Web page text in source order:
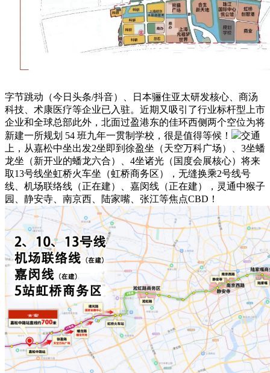
字节跳动（今日头条/抖音）、日本骊住亚太研发核心、商汤
科技、术康医疗等企业已入驻。近期又吸引了行业标杆型上市
企业和全球总部此外，北面过盈港东的佳环西侧两个空位为将
新建一所规划 54 班九年一贯制学校，很是值得等候！
交通
上，从嘉松中坐出发2坐即到徐盈坐（天空万科广场）、3坐蟠
龙坐（新开业的蟠龙六合）、4坐诸光（国度会展核心）将来
取13号线坐虹桥火车坐（虹桥商务区），无缝换乘2号线号
线、机场联络线（正在建）、嘉闵线（正在建），灵通中猴子
园、静安寺、南京西、陆家嘴、张江等焦点CBD！